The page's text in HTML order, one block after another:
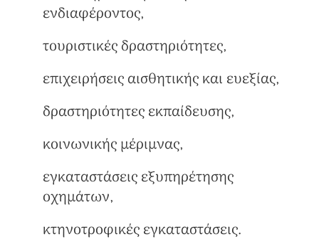
ενδιαφέροντος,
τουριστικές δραστηριότητες,
επιχειρήσεις αισθητικής και ευεξίας,
δραστηριότητες εκπαίδευσης,
κοινωνικής μέριμνας,
εγκαταστάσεις εξυπηρέτησης
οχημάτων,
κτηνοτροφικές εγκαταστάσεις.